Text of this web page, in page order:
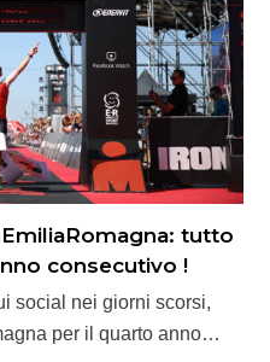
tutto
consecutivo !
social nei giorni scorsi,
per il quarto anno…